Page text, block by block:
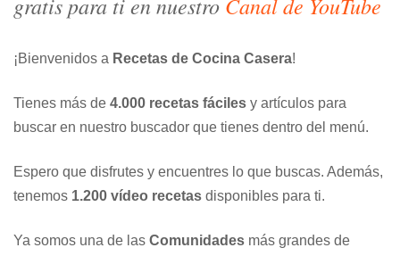
¡Bienvenidos a Recetas de Cocina Casera!
Tienes más de 4.000 recetas fáciles y artículos para
buscar en nuestro buscador que tienes dentro del menú.
Espero que disfrutes y encuentres lo que buscas. Además,
tenemos 1.200 vídeo recetas disponibles para ti.
Ya somos una de las Comunidades más grandes de